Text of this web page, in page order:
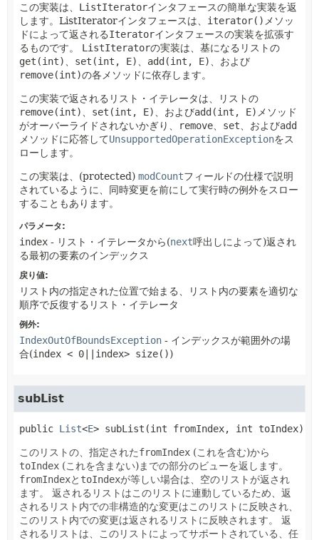
この実装は、 ListIteratorインタフェースの簡単な実装を返
します。ListIteratorインタフェースは、 iterator() メソッ
ドによって返されるIteratorインタフェースの実装を拡張す
るものです。
ListIteratorの実装は、基になるリストの
get(int)
set(int, E) add(int, E)
、および
remove(int)の各メソッドに依存します。
この実装で返されるリスト・イテレータは、リストの
remove(int)
set(int, E) 、およびadd(int, E) メソッド
がオーバーライドされないかぎり、
remove set 、およびadd
メソッドに応答してUnsupportedOperationExceptionをス
ローします。
この実装は、(protected) modCountフィールドの仕様で説明
されているように、同時変更を前にして実行時の例外をスロー
することもあります。
パラメータ:
index - リスト・イテレータから(next呼出しによって)返され
る最初の要素のインデックス
戻り値:
リスト内の指定された位置で始まる、リスト内の要素を適切な
順序で反復するリスト・イテレータ
例外:
IndexOutOfBoundsException - インデックスが範囲外の場
合(index < 0||index> size())
subList
public List<E> subList (int fromIndex, int toIndex)
このリストの、指定されたfromIndex (これを含む)から
toIndex (これを含まない)までの部分のビューを返します。
fromIndexと toIndexが等しい場合は、空のリストが返され
ます。
返されるリストはこのリストに連動しているため、返
されるリスト内での非構造的な変更はこのリストに反映され、
このリスト内での変更は返されるリストに反映されます。
返
されるリストは、このリストによってサポートされている、任